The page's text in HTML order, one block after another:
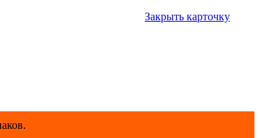
Закрыть карточку